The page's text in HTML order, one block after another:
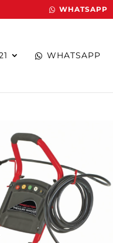
WHATSAPP
WHATSAPP